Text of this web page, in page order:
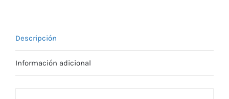
Descripción
Información adicional